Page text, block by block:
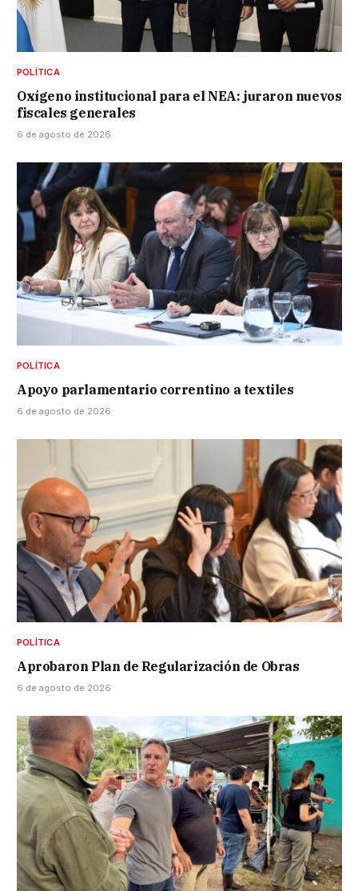
POLÍTICA
Oxígeno institucional para el NEA: juraron nuevos
fiscales generales
6 de agosto de 2026
POLÍTICA
Apoyo parlamentario correntino a textiles
6 de agosto de 2026
POLÍTICA
Aprobaron Plan de Regularización de Obras
6 de agosto de 2026